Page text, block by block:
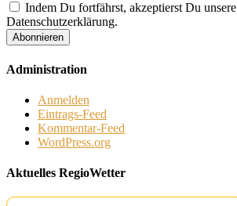
Indem Du fortfährst, akzeptierst Du unsere
Datenschutzerklärung.
Administration
Anmelden
Eintrags-Feed
Kommentar-Feed
WordPress.org
Aktuelles RegioWetter